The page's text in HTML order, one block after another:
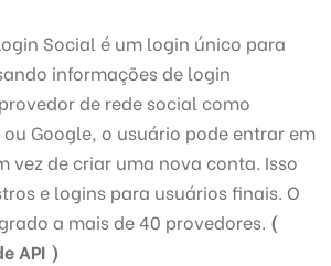
Social é um login único para
informações de login
de rede social como
Google, o usuário pode entrar em
vez de criar uma nova conta. Isso
e logins para usuários finais. O
a mais de 40 provedores. (
API )